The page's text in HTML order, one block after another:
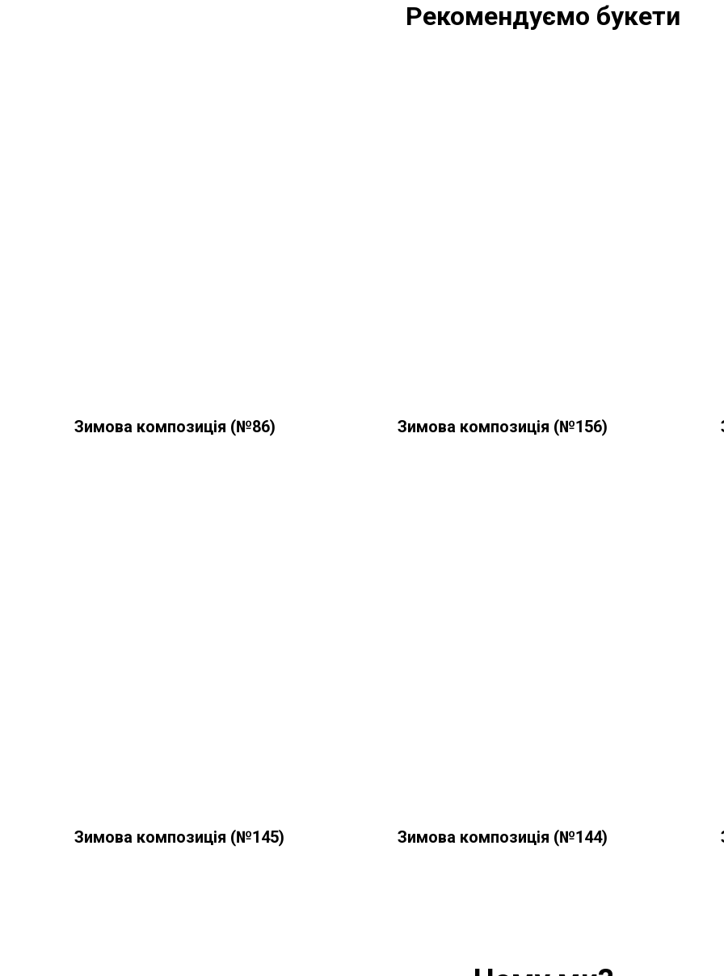
Рекомендуємо букети
Зимова композиція (№86) Зимова композиція (№156)
Зимова композиція (№145) Зимова композиція (№144)